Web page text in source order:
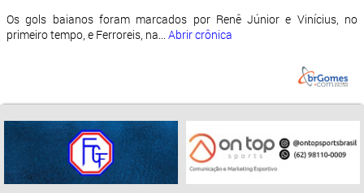
Os gols baianos foram marcados por Renê Júnior e Vinícius, no
primeiro tempo, e Ferroreis, na... Abrir crônica